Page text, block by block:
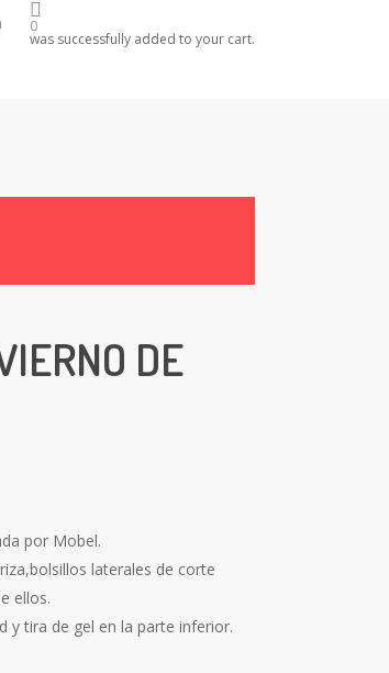
0
was successfully added to your cart.
DE
por Mobel.
laterales de corte
ellos.
y tira de gel en la parte inferior.